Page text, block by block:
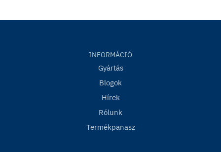
INFORMÁCIÓ
Gyártás
Blogok
Hírek
Rólunk
Termékpanasz